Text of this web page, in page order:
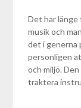
Det har
musik och
det i generna
personligen
och miljö.
traktera